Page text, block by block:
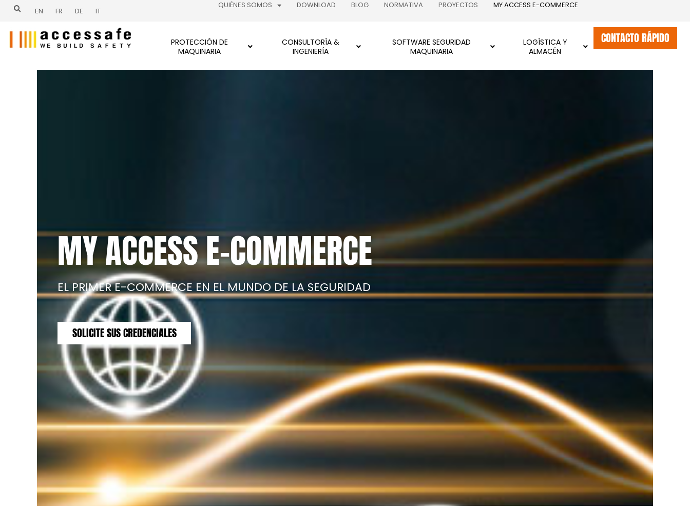
contenido
EN FR DE IT
QUIÉNES SOMOS DOWNLOAD BLOG NORMATIVA PROYECTOS MY ACCESS E-COMMERCE
PROTECCIÓN DE
MAQUINARIA
CONSULTORÍA &
INGENIERÍA
SOFTWARE SEGURIDAD
MAQUINARIA
LOGÍSTICA Y
ALMACÉN
CONTACTO RÁPIDO
MY ACCESS E-COMMERCE
EL PRIMER E-COMMERCE EN EL MUNDO DE LA SEGURIDAD
SOLICITE SUS CREDENCIALES